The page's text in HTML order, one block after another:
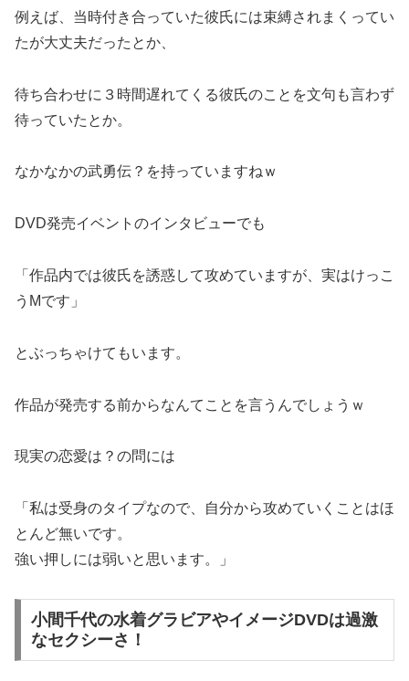
例えば、当時付き合っていた彼氏には束縛されまくってい
たが大丈夫だったとか、
待ち合わせに３時間遅れてくる彼氏のことを文句も言わず
待っていたとか。
なかなかの武勇伝？を持っていますねｗ
DVD発売イベントのインタビューでも
「作品内では彼氏を誘惑して攻めていますが、実はけっこ
うMです」
とぶっちゃけてもいます。
作品が発売する前からなんてことを言うんでしょうｗ
現実の恋愛は？の問には
「私は受身のタイプなので、自分から攻めていくことはほ
とんど無いです。
強い押しには弱いと思います。」
小間千代の水着グラビアやイメージDVDは過激
なセクシーさ！